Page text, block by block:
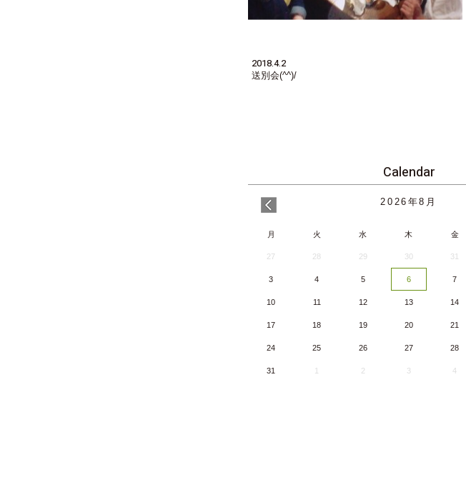
2018.4.2
送別会(^^)/
Calendar
2026 年8月
月 火 水 木 金
27 28 29 30 31
3 4 5 6 7
10 11 12 13 14
17 18 19 20 21
24 25 26 27 28
31 1 2 3 4